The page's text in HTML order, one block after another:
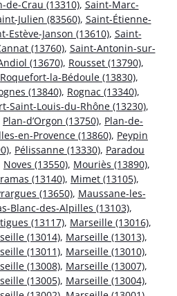
de-Crau (13310), Saint-Marc-
Julien (83560), Saint-Étienne-
Estève-Janson (13610), Saint-
(13760), Saint-Antonin-sur-
(13670), Rousset (13790),
Roquefort-la-Bédoule (13830),
(13840), Rognac (13340),
Saint-Louis-du-Rhône (13230),
Plan-d’Orgon (13750), Plan-de-
en-Provence (13860), Peypin
, Pélissanne (13330), Paradou
Noves (13550), Mouriès (13890),
(13140), Mimet (13105),
(13650), Maussane-les-
Blanc-des-Alpilles (13103),
(13117), Marseille (13016),
(13014), Marseille (13013),
(13011), Marseille (13010),
(13008), Marseille (13007),
(13005), Marseille (13004),